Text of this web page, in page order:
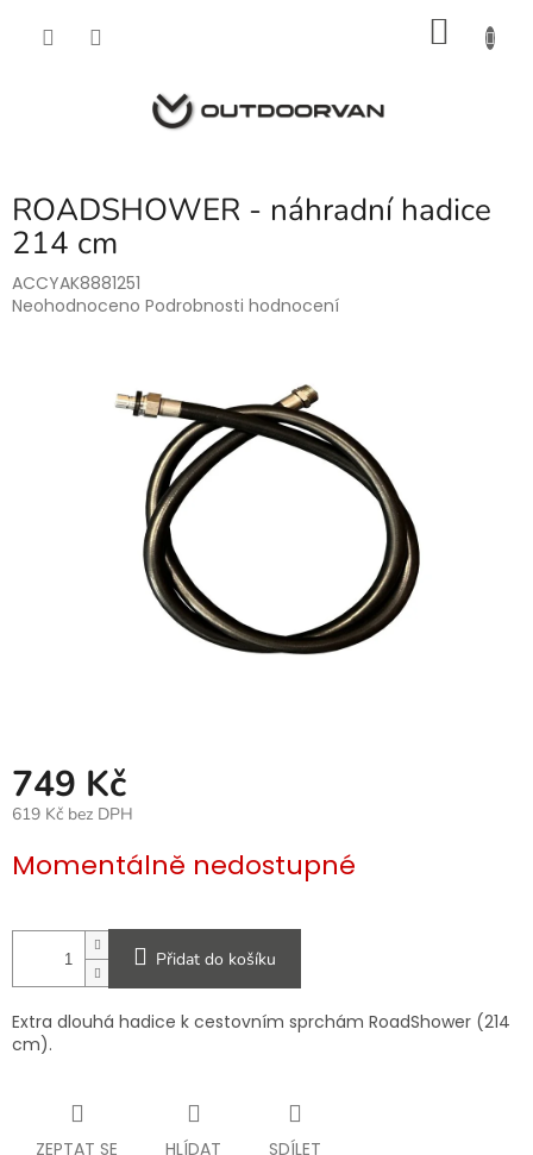
ROADSHOWER - náhradní hadice
214 cm
ACCYAK8881251
Průměrné
Neohodnoceno Podrobnosti hodnocení
749 Kč
619 Kč bez DPH
cena:
Momentálně nedostupné
Přidat do košíku
Extra dlouhá hadice k cestovním sprchám RoadShower (214
cm).
ZEPTAT SE HLÍDAT SDÍLET